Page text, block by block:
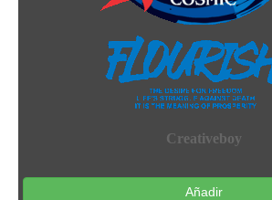
Creativeboy
Añadir